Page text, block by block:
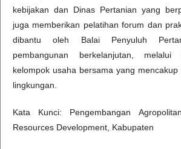
kebijakan dan Dinas Pertanian yang
juga memberikan pelatihan forum dan
dibantu oleh Balai Penyuluh
pembangunan berkelanjutan, melalui
kelompok usaha bersama yang
lingkungan.
Kata Kunci: Pengembangan
Resources Development, Kabupaten